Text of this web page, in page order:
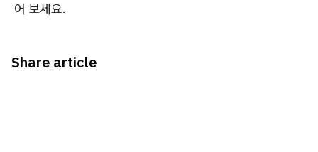
어 보세요.
Share article